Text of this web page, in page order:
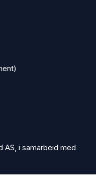
AS, i samarbeid med